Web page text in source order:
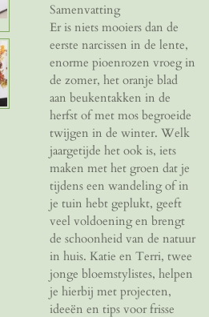
Samenvatting
Er is niets mooiers dan de
eerste narcissen in de lente,
enorme pioenrozen vroeg in
de zomer, het oranje blad
aan beukentakken in de
herfst of met mos begroeide
twijgen in de winter. Welk
jaargetijde het ook is, iets
maken met het groen dat je
tijdens een wandeling of in
je tuin hebt geplukt, geeft
veel voldoening en brengt
de schoonheid van de natuur
in huis. Katie en Terri, twee
jonge bloemstylistes, helpen
je hierbij met projecten,
ideeën en tips voor frisse